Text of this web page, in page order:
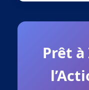
Prêt